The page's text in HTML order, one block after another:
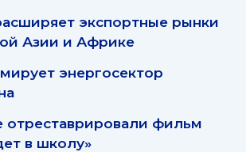
экспортные рынки
Азии и Африке
энергосектор
отреставрировали фильм
в школу»